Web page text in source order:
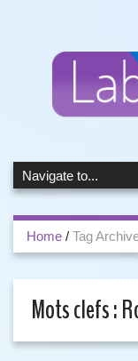
Home / Tag
Mots clefs :